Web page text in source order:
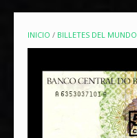
INICIO / BILLETES DEL MUNDO